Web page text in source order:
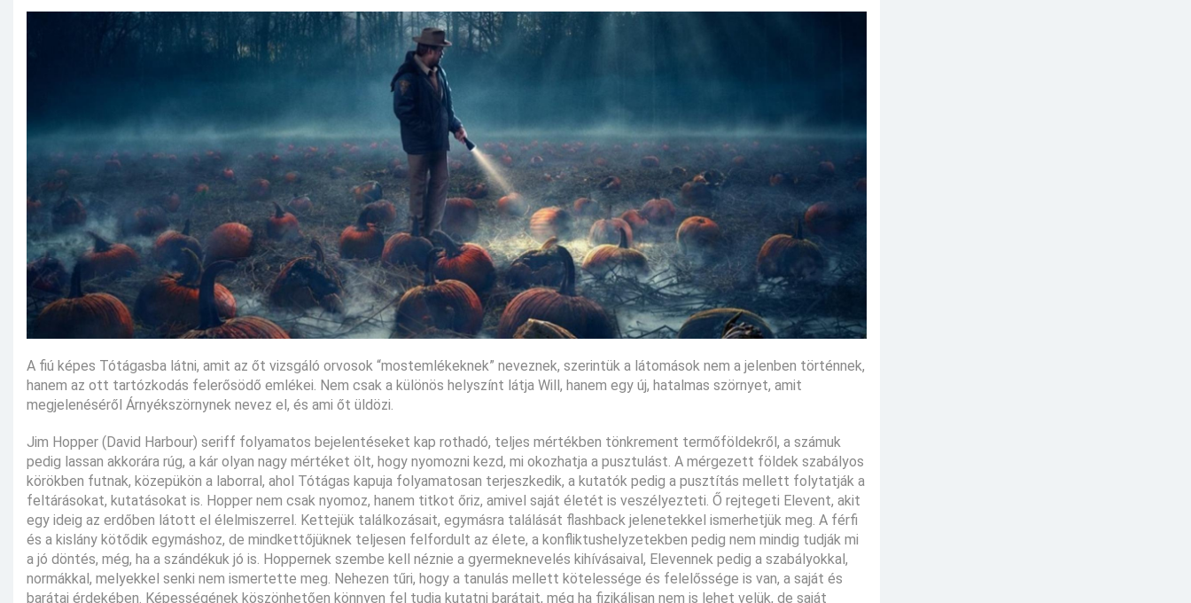
A fiú képes Tótágasba látni, amit az őt vizsgáló orvosok “mostemlékeknek” neveznek, szerintük a látomások nem a jelenben történnek,
hanem az ott tartózkodás felerősödő emlékei. Nem csak a különös helyszínt látja Will, hanem egy új, hatalmas szörnyet, amit
megjelenéséről Árnyékszörnynek nevez el, és ami őt üldözi.
Jim Hopper (David Harbour) seriff folyamatos bejelentéseket kap rothadó, teljes mértékben tönkrement termőföldekről, a számuk
pedig lassan akkorára rúg, a kár olyan nagy mértéket ölt, hogy nyomozni kezd, mi okozhatja a pusztulást. A mérgezett földek szabályos
körökben futnak, közepükön a laborral, ahol Tótágas kapuja folyamatosan terjeszkedik, a kutatók pedig a pusztítás mellett folytatják a
feltárásokat, kutatásokat is. Hopper nem csak nyomoz, hanem titkot őriz, amivel saját életét is veszélyezteti. Ő rejtegeti Elevent, akit
egy ideig az erdőben látott el élelmiszerrel. Kettejük találkozásait, egymásra találását flashback jelenetekkel ismerhetjük meg. A férfi
és a kislány kötődik egymáshoz, de mindkettőjüknek teljesen felfordult az élete, a konfliktushelyzetekben pedig nem mindig tudják mi
a jó döntés, még, ha a szándékuk jó is. Hoppernek szembe kell néznie a gyermeknevelés kihívásaival, Elevennek pedig a szabályokkal,
normákkal, melyekkel senki nem ismertette meg. Nehezen tűri, hogy a tanulás mellett kötelessége és felelőssége is van, a saját és
barátai érdekében. Képességének köszönhetően könnyen fel tudja kutatni barátait, még ha fizikálisan nem is lehet velük, de saját